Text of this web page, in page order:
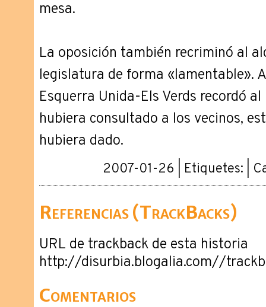
mesa.
La oposición también recriminó al
legislatura de forma «lamentable».
Esquerra Unida-Els Verds recordó
hubiera consultado a los vecinos,
hubiera dado.
2007-01-26 | Etiquetes: |
Referencias (TrackBacks)
URL de trackback de esta historia
http://disurbia.blogalia.com//
Comentarios